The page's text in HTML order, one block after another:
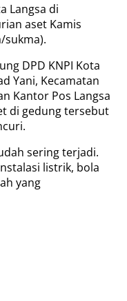
Langsa di
aset Kamis
sukma).
DPD KNPI Kota
Yani, Kecamatan
Kantor Pos Langsa
di gedung tersebut
sering terjadi.
listrik, bola
yang